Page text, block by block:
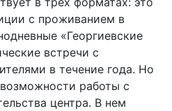
с проживанием в
«Георгиевские
встречи с
в течение года. Но
работы с
центра. В нем